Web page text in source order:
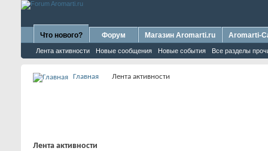
Что нового?
Лента активности Новые сообщения Новые события Все разделы
Форум Магазин Aromarti.ru Aromarti-
Главная Лента активности
Лента активности